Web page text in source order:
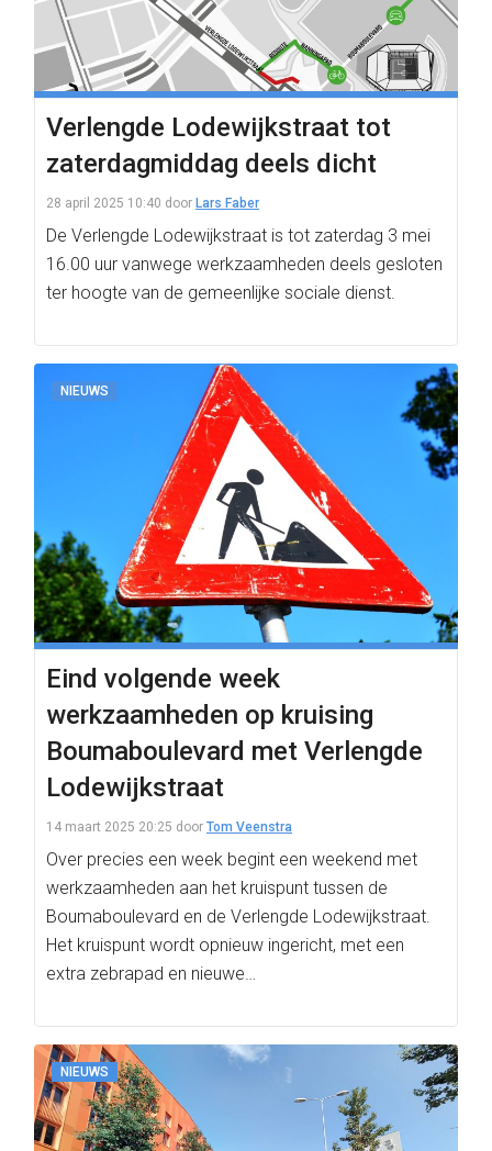
Verlengde Lodewijkstraat tot
zaterdagmiddag deels dicht
28 april 2025 10:40 door Lars Faber
De Verlengde Lodewijkstraat is tot zaterdag 3 mei
16.00 uur vanwege werkzaamheden deels gesloten
ter hoogte van de gemeenlijke sociale dienst.
NIEUWS
Eind volgende week
werkzaamheden op kruising
Boumaboulevard met Verlengde
Lodewijkstraat
14 maart 2025 20:25 door Tom Veenstra
Over precies een week begint een weekend met
werkzaamheden aan het kruispunt tussen de
Boumaboulevard en de Verlengde Lodewijkstraat.
Het kruispunt wordt opnieuw ingericht, met een
extra zebrapad en nieuwe…
NIEUWS